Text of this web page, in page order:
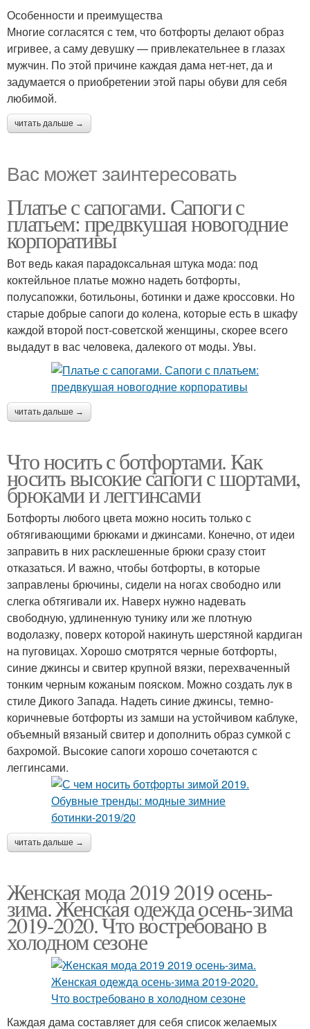
Особенности и преимущества
Многие согласятся с тем, что ботфорты делают образ
игривее, а саму девушку — привлекательнее в глазах
мужчин. По этой причине каждая дама нет-нет, да и
задумается о приобретении этой пары обуви для себя
любимой.
читать дальше →
Вас может заинтересовать
Платье с сапогами. Сапоги с
платьем: предвкушая новогодние
корпоративы
Вот ведь какая парадоксальная штука мода: под
коктейльное платье можно надеть ботфорты,
полусапожки, ботильоны, ботинки и даже кроссовки. Но
старые добрые сапоги до колена, которые есть в шкафу
каждой второй пост-советской женщины, скорее всего
выдадут в вас человека, далекого от моды. Увы.
читать дальше →
Что носить с ботфортами. Как
носить высокие сапоги с шортами,
брюками и леггинсами
Ботфорты любого цвета можно носить только с
обтягивающими брюками и джинсами. Конечно, от идеи
заправить в них расклешенные брюки сразу стоит
отказаться. И важно, чтобы ботфорты, в которые
заправлены брючины, сидели на ногах свободно или
слегка обтягивали их. Наверх нужно надевать
свободную, удлиненную тунику или же плотную
водолазку, поверх которой накинуть шерстяной кардиган
на пуговицах. Хорошо смотрятся черные ботфорты,
синие джинсы и свитер крупной вязки, перехваченный
тонким черным кожаным пояском. Можно создать лук в
стиле Дикого Запада. Надеть синие джинсы, темно-
коричневые ботфорты из замши на устойчивом каблуке,
объемный вязаный свитер и дополнить образ сумкой с
бахромой. Высокие сапоги хорошо сочетаются с
леггинсами.
читать дальше →
Женская мода 2019 2019 осень-
зима. Женская одежда осень-зима
2019-2020. Что востребовано в
холодном сезоне
Каждая дама составляет для себя список желаемых